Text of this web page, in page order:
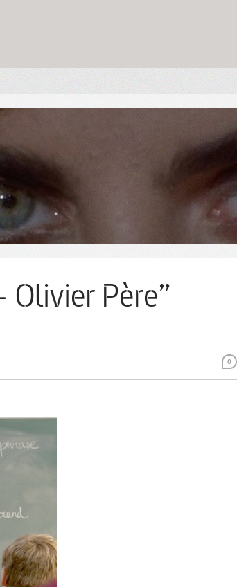
Père”
0